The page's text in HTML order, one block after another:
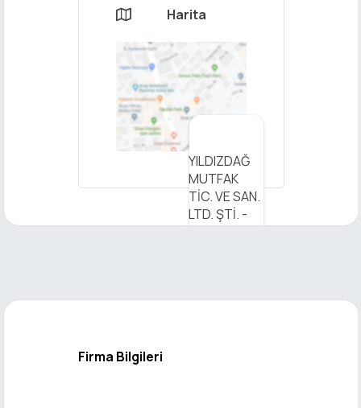
 Harita
YILDIZDAĞ
MUTFAK
TİC. VE SAN.
LTD. ŞTİ. -
Firma Bilgileri
Mesaj
Gönder
×